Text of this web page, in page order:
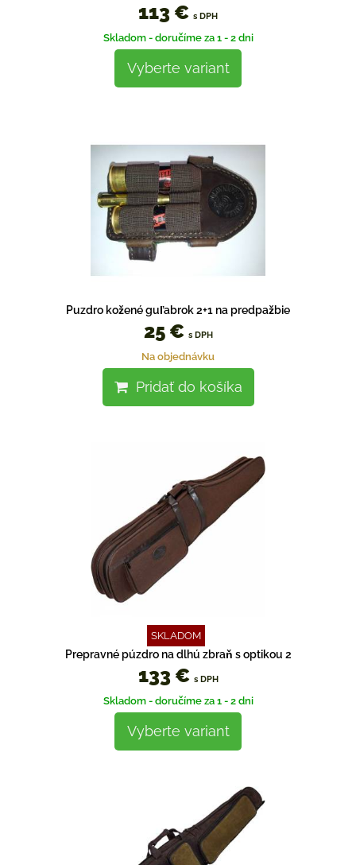
113 € s DPH
Skladom - doručíme za 1 - 2 dni
Vyberte variant
Puzdro kožené guľabrok 2+1 na predpažbie
25 € s DPH
Na objednávku
Pridať do košíka
SKLADOM
Prepravné púzdro na dlhú zbraň s optikou 2
133 € s DPH
Skladom - doručíme za 1 - 2 dni
Vyberte variant